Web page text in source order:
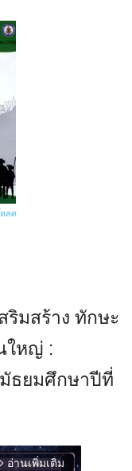
ลด
ริมสร้าง ทักษะ
ใหญ่ :
ธยมศึกษาปีที่
arrow_forward_ios อ่านเพิ่มเติม